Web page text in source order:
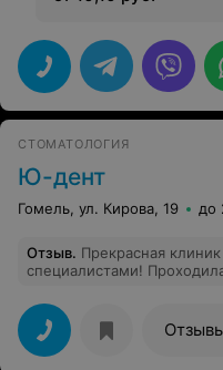
СТОМАТОЛОГИЯ
Ю-дент
Гомель, ул. Кирова, 19 до
Отзыв. Прекрасная
специалистами!
прекрасную работу Тен
ортопеда и Поддубной
терапевта. Всегда
вам много пациентов и